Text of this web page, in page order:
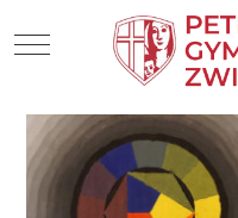
Mobile Menu Toggle